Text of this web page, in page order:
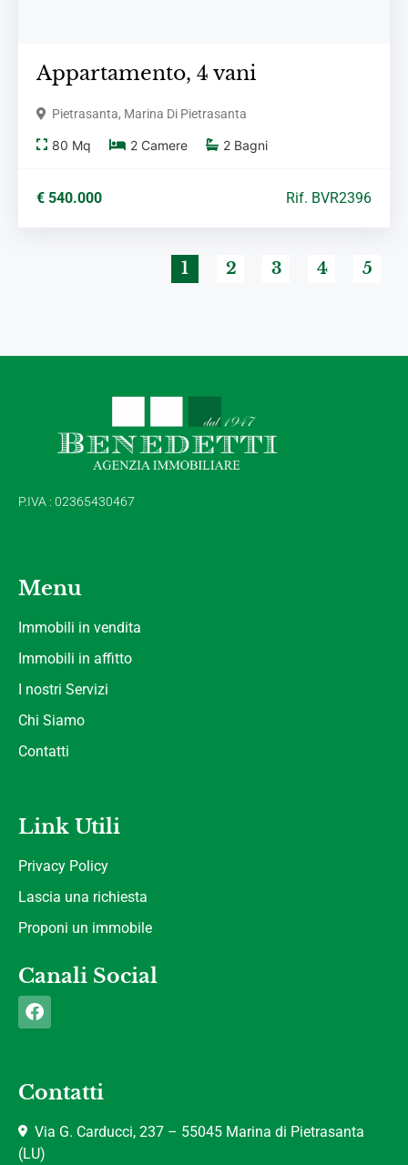
Appartamento, 4 vani
Pietrasanta, Marina Di Pietrasanta
80 Mq 2 Camere 2 Bagni
€ 540.000 Rif. BVR2396
1 2 3 4 5
P.IVA : 02365430467
Menu
Immobili in vendita
Immobili in affitto
I nostri Servizi
Chi Siamo
Contatti
Link Utili
Privacy Policy
Lascia una richiesta
Proponi un immobile
Canali Social
Contatti
Via G. Carducci, 237 – 55045 Marina di Pietrasanta
(LU)